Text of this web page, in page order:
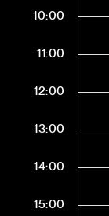
10:00
11:00
12:00
13:00
14:00
15:00